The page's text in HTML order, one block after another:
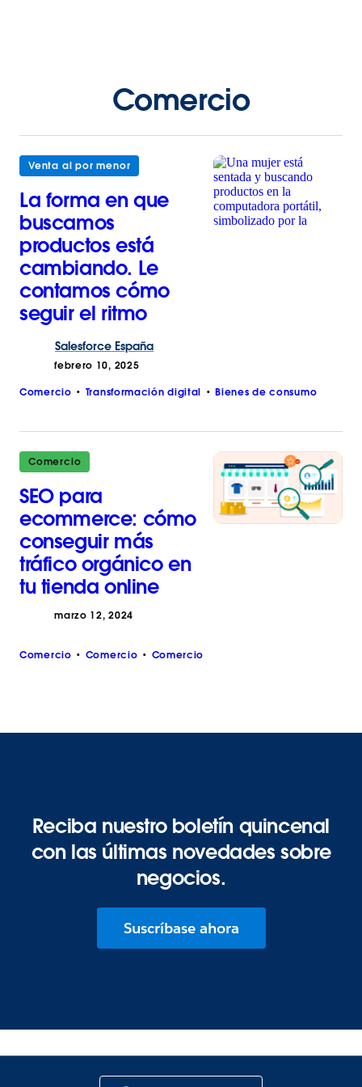
Comercio
Venta al por menor
La forma en que
buscamos
productos está
cambiando. Le
contamos cómo
seguir el ritmo
Salesforce España
febrero 10, 2025
Comercio Transformación digital Bienes de consumo
Comercio
SEO para
ecommerce: cómo
conseguir más
tráfico orgánico en
tu tienda online
marzo 12, 2024
Comercio Comercio Comercio
Reciba nuestro boletín quincenal
con las últimas novedades sobre
negocios.
Suscríbase ahora